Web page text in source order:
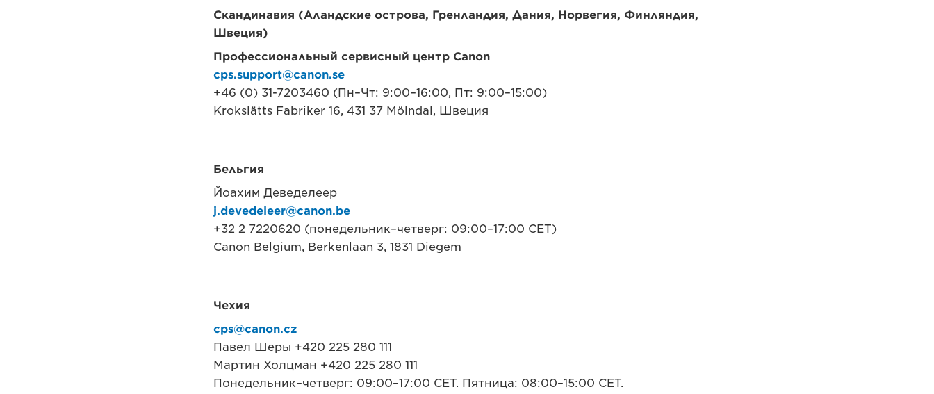
Скандинавия (Аландские острова, Гренландия, Дания, Норвегия, Финляндия,
Швеция)
Профессиональный сервисный центр Canon
cps.support@canon.se
+46 (0) 31-7203460 (Пн–Чт: 9:00–16:00, Пт: 9:00–15:00)
Krokslätts Fabriker 16, 431 37 Mölndal, Швеция
Бельгия
Йоахим Деведелеер
j.devedeleer@canon.be
+32 2 7220620 (понедельник–четверг: 09:00–17:00 CET)
Canon Belgium, Berkenlaan 3, 1831 Diegem
Чехия
cps@canon.cz
Павел Шеры +420 225 280 111
Мартин Холцман +420 225 280 111
Понедельник–четверг: 09:00–17:00 CET. Пятница: 08:00–15:00 CET.